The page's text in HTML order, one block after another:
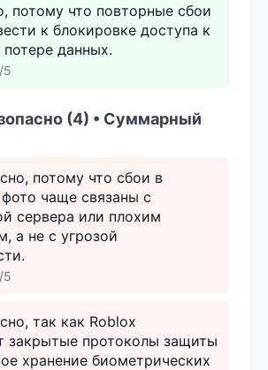
потому что повторные сбои
к блокировке доступа к
потере данных.
5
(4) • Суммарный
потому что сбои в
чаще связаны с
сервера или плохим
а не с угрозой
5
так как Roblox
закрытые протоколы защиты
хранение биометрических